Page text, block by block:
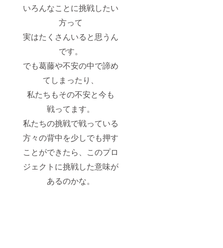
いろんなことに挑戦したい
方って
実はたくさんいると思うん
です。
でも葛藤や不安の中で諦め
てしまったり、
私たちもその不安と今も
戦ってます。
私たちの挑戦で戦っている
方々の背中を少しでも押す
ことができたら、このプロ
ジェクトに挑戦した意味が
あるのかな。